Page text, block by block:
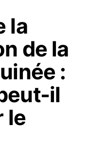
la
de la
:
il
le